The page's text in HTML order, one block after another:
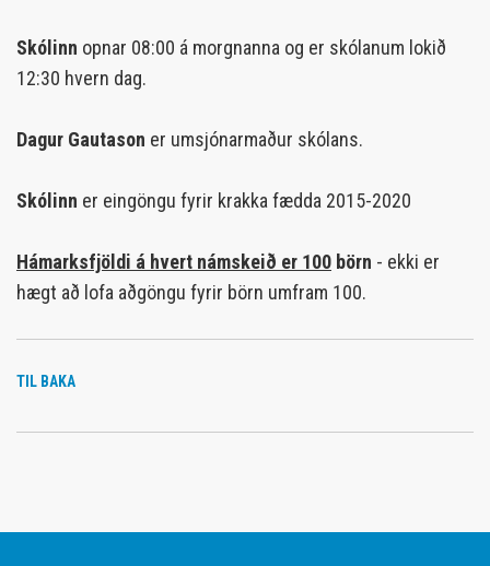
Skólinn opnar 08:00 á morgnanna og er skólanum lokið
12:30 hvern dag.
Dagur Gautason er umsjónarmaður skólans.
Skólinn er eingöngu fyrir krakka fædda 2015-2020
Hámarksfjöldi á hvert námskeið er 100 börn - ekki er
hægt að lofa aðgöngu fyrir börn umfram 100.
TIL BAKA